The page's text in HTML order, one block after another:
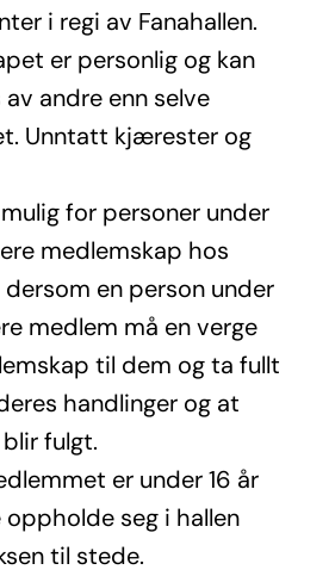
i regi av Fanahallen.
er personlig og kan
av andre enn selve
Unntatt kjærester og
for personer under
medlemskap hos
dersom en person under
medlem må en verge
til dem og ta fullt
handlinger og at
fulgt.
er under 16 år
oppholde seg i hallen
til stede.